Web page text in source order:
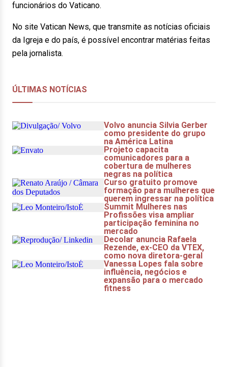
funcionários do Vaticano.
No site Vatican News, que transmite as notícias oficiais
da Igreja e do país, é possível encontrar matérias feitas
pela jornalista.